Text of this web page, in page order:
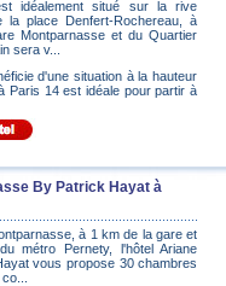
idéalement situé sur la rive
place Denfert-Rochereau, à
Montparnasse et du Quartier
sera v...
d'une situation à la hauteur
Paris 14 est idéale pour partir à
By Patrick Hayat à
à 1 km de la gare et
métro Pernety, l'hôtel Ariane
vous propose 30 chambres